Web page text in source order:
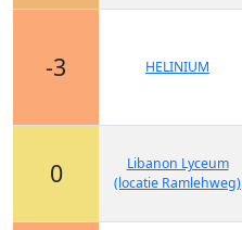
-3 HELINIUM
0
Libanon Lyceum
(locatie Ramlehweg)